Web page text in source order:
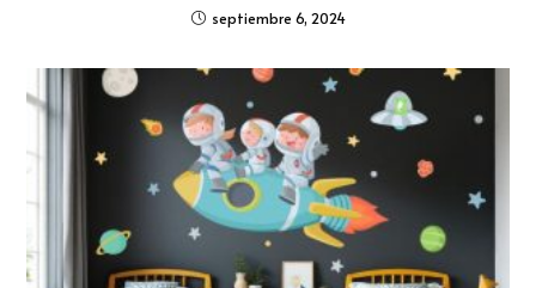
septiembre 6, 2024